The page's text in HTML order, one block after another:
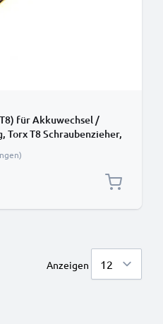
für Akkuwechsel /
Torx T8 Schraubenzieher,
Anzeigen